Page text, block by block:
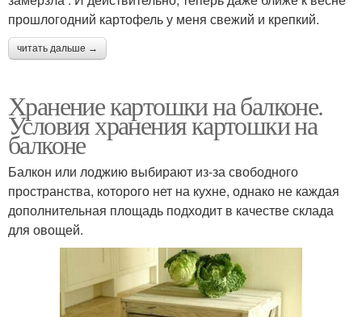
прошлогодний картофель у меня свежий и крепкий.
читать дальше →
Хранение картошки на балконе.
Условия хранения картошки на
балконе
Балкон или лоджию выбирают из-за свободного
пространства, которого нет на кухне, однако не каждая
дополнительная площадь подходит в качестве склада
для овощей.